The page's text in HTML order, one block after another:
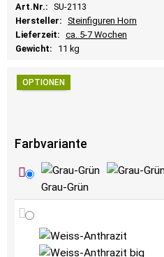
Art.Nr.: SU-2113
Hersteller: Steinfiguren Horn
Lieferzeit: ca. 5-7 Wochen
Gewicht:
11 kg
OPTIONEN
Farbvariante
Grau-Grün